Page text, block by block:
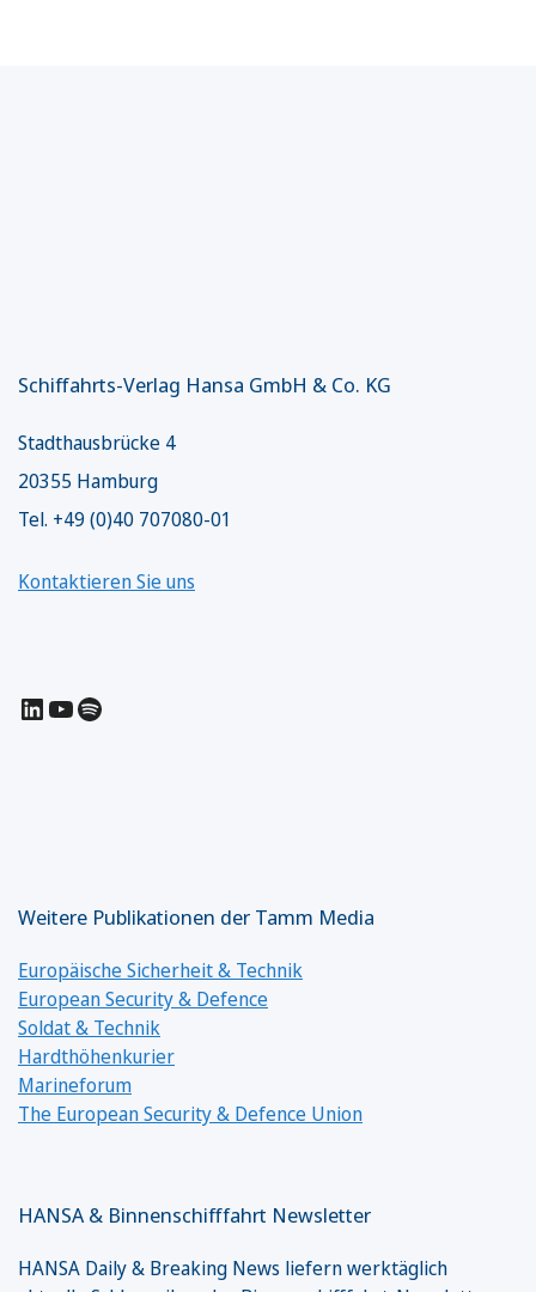
Schiffahrts-Verlag Hansa GmbH & Co. KG
Stadthausbrücke 4
20355 Hamburg
Tel. +49 (0)40 707080-01
Kontaktieren Sie uns
LinkedIn
YouTube
Spotify
Weitere Publikationen der Tamm Media
Europäische Sicherheit & Technik
European Security & Defence
Soldat & Technik
Hardthöhenkurier
Marineforum
The European Security & Defence Union
HANSA & Binnenschifffahrt Newsletter
HANSA Daily & Breaking News liefern werktäglich